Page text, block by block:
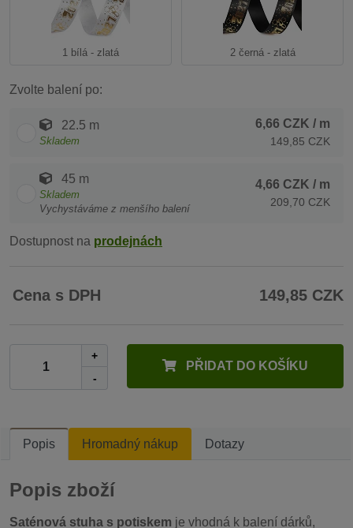
1 bílá - zlatá 2 černá - zlatá
Zvolte balení po:
22.5 m
Skladem
6,66 CZK / m
149,85 CZK
45 m
Skladem
Vychystáváme z menšího balení
4,66 CZK / m
209,70 CZK
Dostupnost na prodejnách
Cena s DPH 149,85 CZK
+
-
PŘIDAT DO KOŠÍKU
Popis Hromadný nákup Dotazy
Popis zboží
Saténová stuha s potiskem je vhodná k balení dárků,